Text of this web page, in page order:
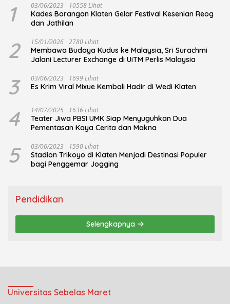
1 03/06/2023 10558 Lihat
Kades Borangan Klaten Gelar Festival Kesenian Reog
dan Jathilan
2 15/01/2026 2780 Lihat
Membawa Budaya Kudus ke Malaysia, Sri Surachmi
Jalani Lecturer Exchange di UiTM Perlis Malaysia
3 03/06/2023 1699 Lihat
Es Krim Viral Mixue Kembali Hadir di Wedi Klaten
4 14/07/2025 1636 Lihat
Teater Jiwa PBSI UMK Siap Menyuguhkan Dua
Pementasan Kaya Cerita dan Makna
5 03/06/2023 1590 Lihat
Stadion Trikoyo di Klaten Menjadi Destinasi Populer
bagi Penggemar Jogging
Pendidikan
Selengkapnya
Universitas Sebelas Maret